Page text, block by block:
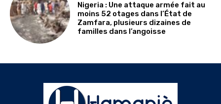
Nigeria : Une attaque armée fait au
moins 52 otages dans l’État de
Zamfara, plusieurs dizaines de
familles dans l’angoisse